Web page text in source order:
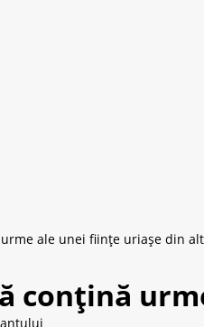
ale unei ființe uriașe din
conțină